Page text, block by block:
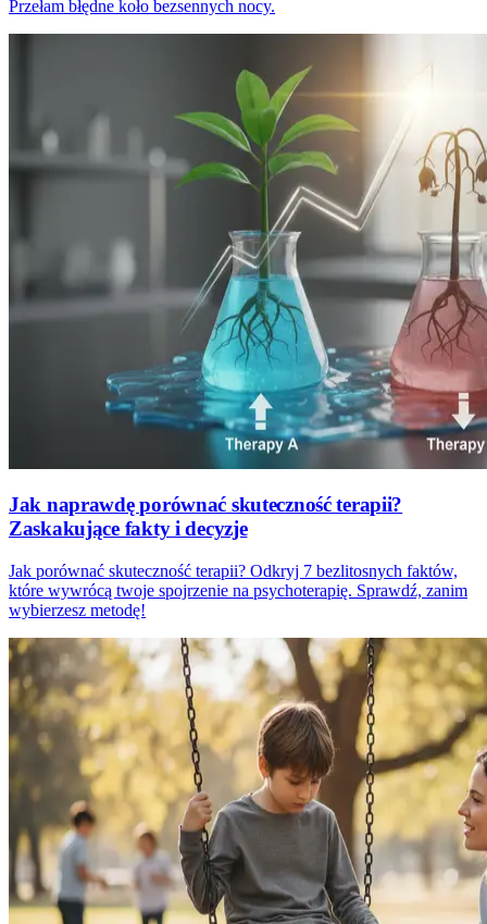
Przełam błędne koło bezsennych nocy.
Jak naprawdę porównać skuteczność terapii?
Zaskakujące fakty i decyzje
Jak porównać skuteczność terapii? Odkryj 7 bezlitosnych faktów,
które wywrócą twoje spojrzenie na psychoterapię. Sprawdź, zanim
wybierzesz metodę!